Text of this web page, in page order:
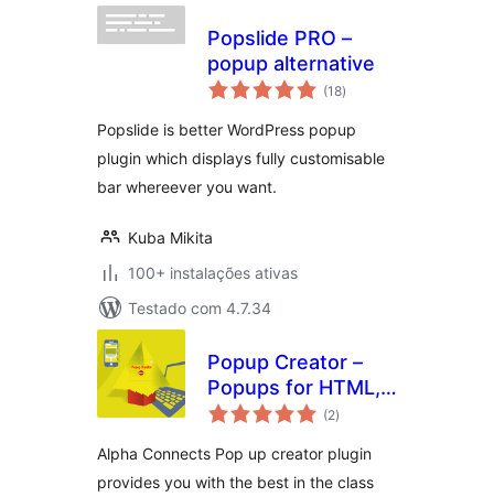
Popslide PRO –
popup alternative
(18avaliações
totais
)
Popslide is better WordPress popup
plugin which displays fully customisable
bar whereever you want.
Kuba Mikita
100+ instalações ativas
Testado com 4.7.34
Popup Creator –
Popups for HTML,
Contact Us, (2avaliações
totais
)
Alpha Connects Pop up creator plugin
provides you with the best in the class